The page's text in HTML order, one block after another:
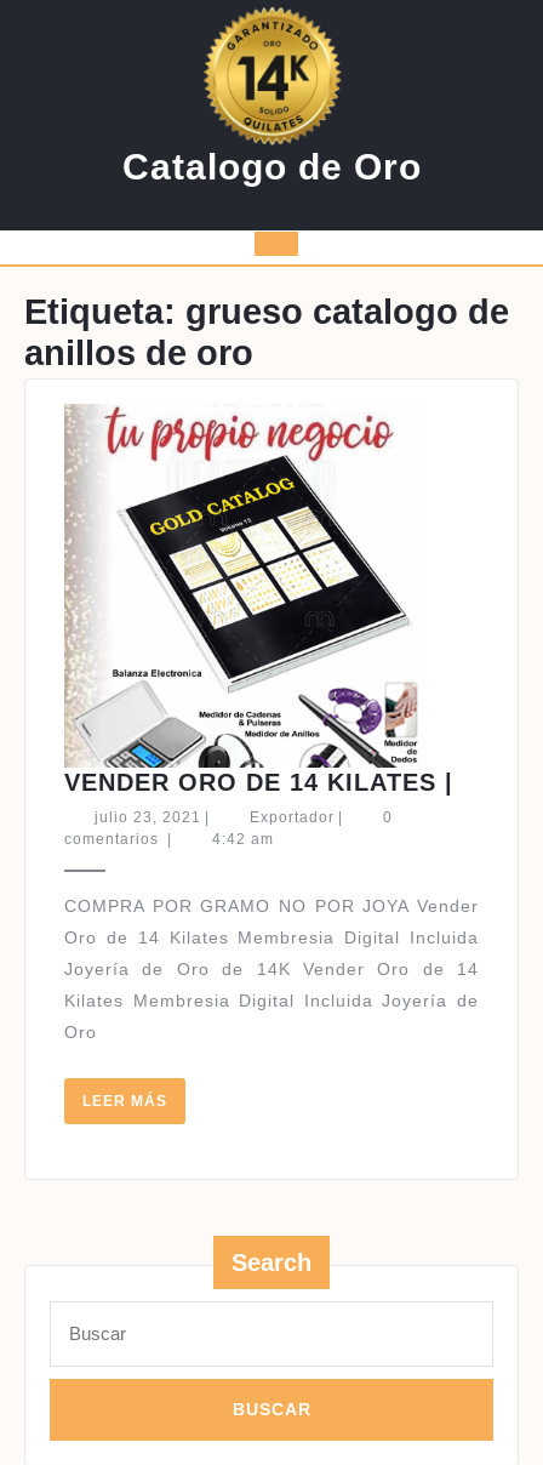
Catalogo de Oro
Botón
de
Etiqueta: grueso catalogo de
anillos de oro
VENDER ORO DE 14 KILATES |
|
julio 23, 2021 julio
23,
ExportadorExportador
0
comentarios
4:42 am
COMPRA POR GRAMO NO POR JOYA Vender
Oro de 14 Kilates Membresia Digital Incluida
Joyería de Oro de 14K Vender Oro de 14
Kilates Membresia Digital Incluida Joyería de
Oro
LEER MÁS
MÁS
Search